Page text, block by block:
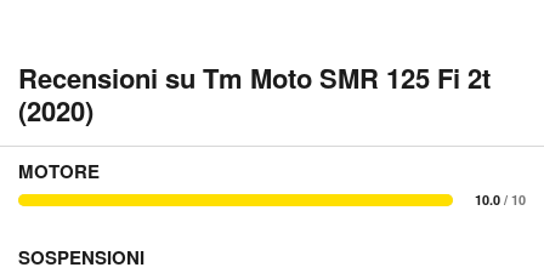
Recensioni su Tm Moto SMR 125 Fi 2t
(2020)
MOTORE
10.0 / 10
SOSPENSIONI